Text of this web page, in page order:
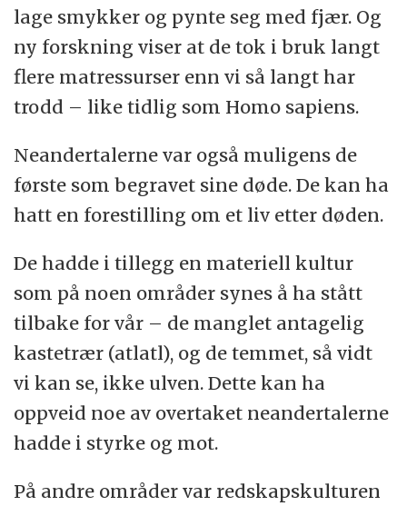
lage smykker og pynte seg med fjær. Og
ny forskning viser at de tok i bruk langt
flere matressurser enn vi så langt har
trodd – like tidlig som Homo sapiens.
Neandertalerne var også muligens de
første som begravet sine døde. De kan ha
hatt en forestilling om et liv etter døden.
De hadde i tillegg en materiell kultur
som på noen områder synes å ha stått
tilbake for vår – de manglet antagelig
kastetrær (atlatl), og de temmet, så vidt
vi kan se, ikke ulven. Dette kan ha
oppveid noe av overtaket neandertalerne
hadde i styrke og mot.
På andre områder var redskapskulturen